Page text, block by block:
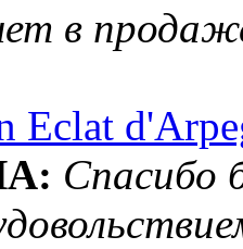
в
Eclat
Спасибо